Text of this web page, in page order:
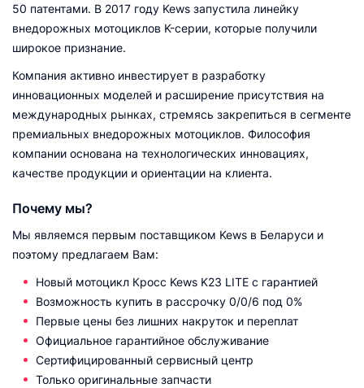
50 патентами. В 2017 году Kews запустила линейку
внедорожных мотоциклов K-серии, которые получили
широкое признание.
Компания активно инвестирует в разработку
инновационных моделей и расширение присутствия на
международных рынках, стремясь закрепиться в сегменте
премиальных внедорожных мотоциклов. Философия
компании основана на технологических инновациях,
качестве продукции и ориентации на клиента.
Почему мы?
Мы являемся первым поставщиком Kews в Беларуси и
поэтому предлагаем Вам:
Новый мотоцикл Кросс Kews K23 LITE с гарантией
Возможность купить в рассрочку 0/0/6 под 0%
Первые цены без лишних накруток и переплат
Официальное гарантийное обслуживание
Сертифицированный сервисный центр
Только оригинальные запчасти